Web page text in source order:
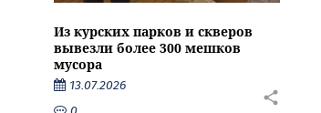
Из курских парков и скверов
вывезли более 300 мешков
мусора
13.07.2026